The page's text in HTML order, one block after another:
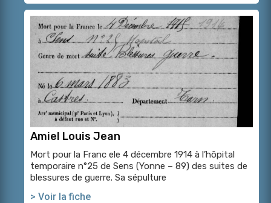
Amiel Louis Jean
Mort pour la Franc ele 4 décembre 1914 à l’hôpital
temporaire n°25 de Sens (Yonne – 89) des suites de
blessures de guerre. Sa sépulture
> Voir la fiche